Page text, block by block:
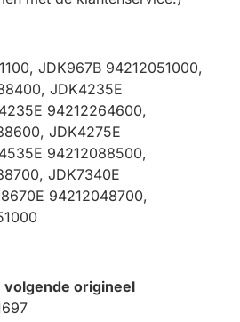
JDK967B 94212051000,
JDK4235E
94212264600,
JDK4275E
94212088500,
JDK7340E
94212048700,
origineel